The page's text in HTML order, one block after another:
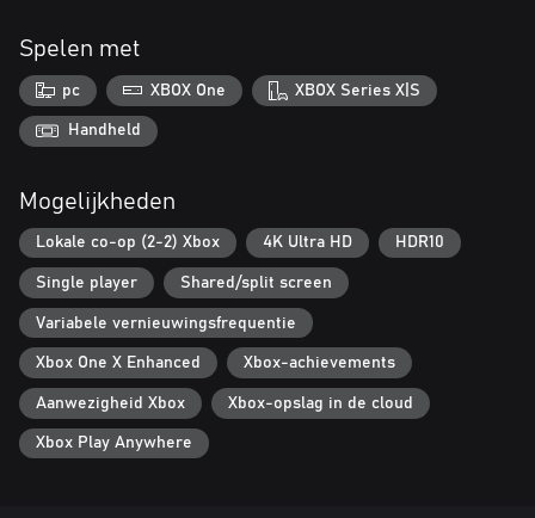
Spelen met
pc XBOX One XBOX Series X|S
Handheld
Mogelijkheden
Lokale co-op (2-2) Xbox 4K Ultra HD HDR10
Single player Shared/split screen
Variabele vernieuwingsfrequentie
Xbox One X Enhanced Xbox-achievements
Aanwezigheid Xbox Xbox-opslag in de cloud
Xbox Play Anywhere